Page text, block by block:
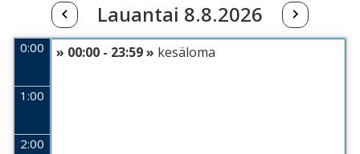
Lauantai 8.8.2026
0:00
1:00
2:00
» 00:00 - 23:59 » kesäloma